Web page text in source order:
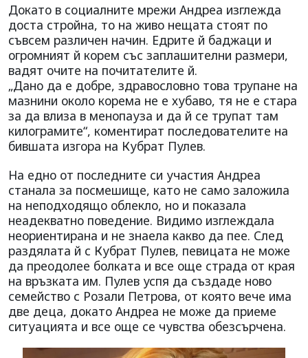
Докато в социалните мрежи Андреа изглежда
доста стройна, то на живо нещата стоят по
съвсем различен начин. Едрите й баджаци и
огромният й корем със заплашителни размери,
вадят очите на почитателите й.
„Дано да е добре, здравословно това трупане на
мазнини около корема не е хубаво, тя не е стара
за да влиза в менопауза и да й се трупат там
килограмите“, коментират последователите на
бившата изгора на Кубрат Пулев.
На едно от последните си участия Андреа
станала за посмешище, като не само заложила
на неподходящо облекло, но и показала
неадекватно поведение. Видимо изглеждала
неориентирана и не знаела какво да пее. След
раздялата й с Кубрат Пулев, певицата не може
да преодолее болката и все още страда от края
на връзката им. Пулев успя да създаде ново
семейство с Розали Петрова, от която вече има
две деца, докато Андреа не може да приеме
ситуацията и все още се чувства обезсърчена.